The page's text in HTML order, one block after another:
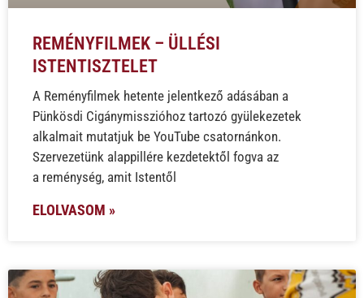
REMÉNYFILMEK – ÜLLÉSI
ISTENTISZTELET
A Reményfilmek hetente jelentkező adásában a
Pünkösdi Cigánymisszióhoz tartozó gyülekezetek
alkalmait mutatjuk be YouTube csatornánkon.
Szervezetünk alappillére kezdetektől fogva az
a reménység, amit Istentől
ELOLVASOM »